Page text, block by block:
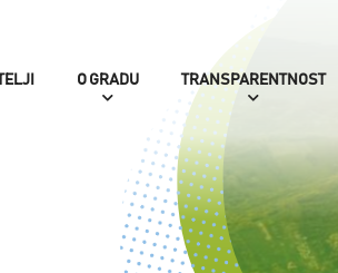
O GRADU TRANSPARENTNOST